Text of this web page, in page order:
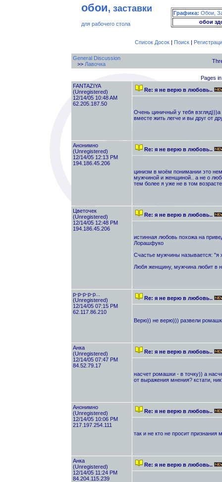
обои, заставки
для рабочего стола
Графика: Обои,
обои
Список Досок| Поиск|
General Discussion
>> Лавочка
Pages
FANTAZIYA
(Unregistered)
12/14/05 10:48 AM
62.205.187.50
Re: я не верю в любовь..
Очень циничный у тебя
вместе жить легче и вы друг от
Анонимно
(Unregistered)
12/14/05 12:13 PM
194.186.45.206
Re: я не верю в любовь..
цинизм в моём понимании это
мужчиной и женщиной.. а не о
тем более я уже не в том
Цветочек
(Unregistered)
12/14/05 12:48 PM
194.186.45.206
Re: я не верю в любовь..
истинная любовь похожа на
Лорашфуко
Счастье мужчины называется: "я
Любя женщину, мужчина любит в
р-р-р-р-р...
(Unregistered)
12/14/05 07:15 PM
62.117.86.210
Re: я не верю в любовь..
Верю)) не верю))) развели
Анка
(Unregistered)
12/14/05 07:47 PM
84.52.79.17
Re: я не верю в любовь..
насчет ромашки - в точку)) а
от выражения мнения? кстати,
Анонимно
(Unregistered)
12/14/05 10:06 PM
217.197.254.111
Re: я не верю в любовь..
так и не кто не просит признания
Анка
(Unregistered)
12/14/05 11:24 PM
84.204.115.239
Re: я не верю в любовь..